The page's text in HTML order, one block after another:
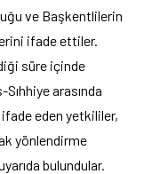
ve Başkentlilerin
ifade ettiler.
süre içinde
arasında
ifade eden yetkililer,
yönlendirme
bulundular.